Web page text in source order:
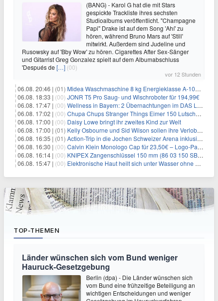
(BANG) - Karol G hat die mit Stars
gespickte Trackliste ihres sechsten
Studioalbums veröffentlicht. "Champagne
Papi" Drake ist auf dem Song 'Ahí' zu
hören, während Bruno Mars auf 'Still'
mitwirkt. Außerdem sind Judeline und
Rusowsky auf 'Bby Wow' zu hören. Cigarettes After Sex-Sänger
und Gitarrist Greg Gonzalez spielt auf dem Albumabschluss
'Después de […] (00)
vor 12 Stunden
06.08. 20:46 | (01) Midea Waschmaschine 8 kg Energieklasse A-10% 1400 U/Min für 289,97€
06.08. 18:33 | (00) JONR T5 Pro Saug- und Wischroboter für 194,99€
06.08. 17:47 | (00) Wellness in Bayern: 2 Übernachtungen im DAS LUDWIG Sports Resort inkl. HP + Wellness ab 174€ p.P.
06.08. 17:02 | (00) Chupa Chups Stranger Things Eimer 150 Lutscher für 21,95€
06.08. 17:00 | (00) Daisy Lowe bringt ihr zweites Kind zur Welt
06.08. 17:00 | (01) Kelly Osbourne und Sid Wilson sollen ihre Verlobung gelöst haben
06.08. 16:35 | (01) Action-Trip in die Jochen Schweizer Arena inklusive Premium Hotel und Frühstück ab 59€ p.P.
06.08. 16:30 | (00) Calvin Klein Monologo Cap für 23,50€ – Logo-Patch, Baumwolle
06.08. 16:14 | (00) KNIPEX Zangenschlüssel 150 mm (86 03 150 SB) für 35,99€
06.08. 15:47 | (00) Elektronische Haut heilt sich unter Wasser ohne Strom
TOP-THEMEN
Länder wünschen sich vom Bund weniger
Hauruck-Gesetzgebung
Berlin (dpa) - Die Länder wünschen sich
vom Bund eine frühzeitige Beteiligung an
wichtigen Entscheidungen und weniger